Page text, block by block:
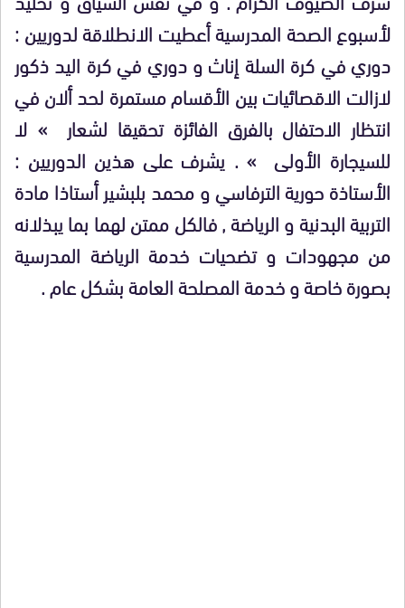
لأسبوع الصحة المدرسية أعطيت الانطلاقة لدوريين :
دوري في كرة السلة إناث و دوري في كرة اليد ذكور
لازالت الاقصائيات بين الأقسام مستمرة لحد ألان في
انتظار الاحتفال بالفرق الفائزة تحقيقا لشعار » لا
للسيجارة الأولى » . يشرف على هذين الدوريين :
الأستاذة حورية الترفاسي و محمد بلبشير أستاذا مادة
التربية البدنية و الرياضة , فالكل ممتن لهما بما يبذلانه
من مجهودات و تضحيات خدمة الرياضة المدرسية
بصورة خاصة و خدمة المصلحة العامة بشكل عام .